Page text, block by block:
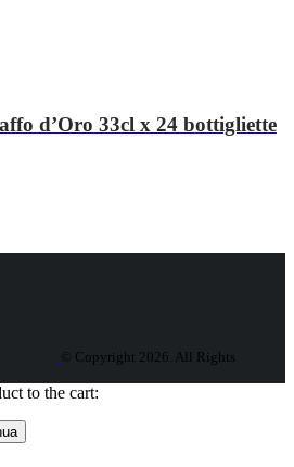
d’Oro 33cl x 24 bottigliette
© Copyright 2026. All Rights
to the cart: